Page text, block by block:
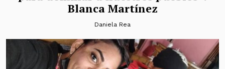
Blanca Martínez
Daniela Rea